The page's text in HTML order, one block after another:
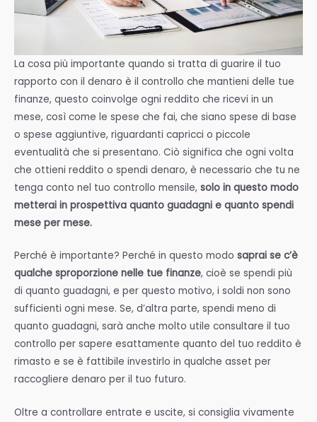
La cosa più importante quando si tratta di guarire il tuo
rapporto con il denaro è il controllo che mantieni delle tue
finanze, questo coinvolge ogni reddito che ricevi in un
mese, così come le spese che fai, che siano spese di base
o spese aggiuntive, riguardanti capricci o piccole
eventualità che si presentano. Ciò significa che ogni volta
che ottieni reddito o spendi denaro, è necessario che tu ne
tenga conto nel tuo controllo mensile, solo in questo modo
metterai in prospettiva quanto guadagni e quanto spendi
mese per mese.
Perché è importante? Perché in questo modo saprai se c’è
qualche sproporzione nelle tue finanze, cioè se spendi più
di quanto guadagni, e per questo motivo, i soldi non sono
sufficienti ogni mese. Se, d’altra parte, spendi meno di
quanto guadagni, sarà anche molto utile consultare il tuo
controllo per sapere esattamente quanto del tuo reddito è
rimasto e se è fattibile investirlo in qualche asset per
raccogliere denaro per il tuo futuro.
Oltre a controllare entrate e uscite, si consiglia vivamente